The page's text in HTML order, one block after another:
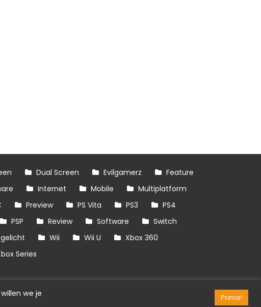
Dual Screen Evilgamerz
Feature
Internet Mobile
Multiplatform
Preview PS Vita PS3
PS4
PSP Review Software
Switch
Wii Wii U
Xbox 360
Series
we je
Prima!